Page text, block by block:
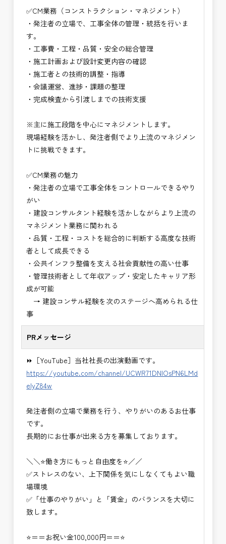
・公共インフラ整備を支える社会貢献性の高い仕事
・管理技術者として年収アップ・安定したキャリア
→ 建設コンサル経験を次のステージへ高められ
る仕事
国土交通省、地方自治体
（東北地方、関東地方、中部地方、近畿地方など）
■発注者支援業務＜希望する業務をお選びくださ
い。＞
・＜急募＞工事監督支援業務
・＜急募＞資料作成業務
・NEXCO（ネクスコ）施工管理
・NEXCO（ネクスコ）点検業務
・電気工事監督支援業務
・積算技術業務
・設計コンサルティング業務（数量算出、図面の
・河川巡視支援業務
・道路許認可審査・適正化指導業務
・調査設計資料作成業務
・施工体制調査員
・建設プロジェクト・マネジメント業務
・PM業務、CM業務
※応募書類等の送付方法につきましては、基本的に
Ｅメールで送付
頂きたいと思います。
✅CM業務（コンストラクション・マネジメント）
・発注者の立場で、工事全体の管理・統括を行いま
す。
・工事費・工程・品質・安全の総合管理
・施工計画および設計変更内容の確認
・施工者との技術的調整・指導
・会議運営、進捗・課題の整理
・完成検査から引渡しまでの技術支援
※主に施工段階を中心にマネジメントします。
現場経験を活かし、発注者側でより上流のマネジメン
トに挑戦できます。
✅CM業務の魅力
・発注者の立場で工事全体をコントロールできるやり
がい
・建設コンサルタント経験を活かしながらより上流の
マネジメント業務に関われる
・品質・工程・コストを総合的に判断する高度な技術
者として成長できる
・公共インフラ整備を支える社会貢献性の高い仕事
・管理技術者として年収アップ・安定したキャリア形
成が可能
→ 建設コンサル経験を次のステージへ高められる仕
事
PRメッセージ
⏩［YouTube］当社社長の出演動画です。
https://youtube.com/channel/UCWR71DNlOsPN6LMd
eIyZ84w
発注者側の立場で業務を行う、やりがいのあるお仕事
です。
長期的にお仕事が出来る方を募集しております。
＼＼⭐働き方にもっと自由度を⭐／／
✅ストレスのない、上下関係を気にしなくてもよい職
場環境
✅「仕事のやりがい」と「賃金」のバランスを大切に
致します。
⭐＝＝お祝い金100,000円＝＝⭐